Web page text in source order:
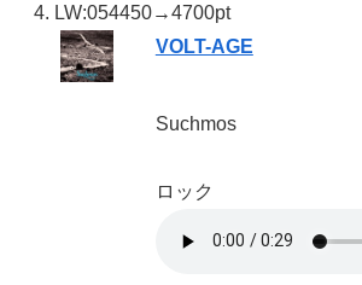
LW:054450→4700pt
VOLT-AGE
Suchmos
ロック